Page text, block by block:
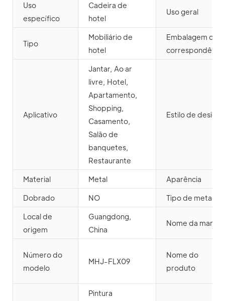
Uso
específico
Cadeira de
hotel
Uso geral
Tipo
Mobiliário de
hotel
Embalagem de
correspondência
Aplicativo
Jantar, Ao ar
livre, Hotel,
Apartamento,
Shopping,
Casamento,
Salão de
banquetes,
Restaurante
Estilo de design
Material Metal Aparência
Dobrado NO Tipo de metal
Local de
origem
Guangdong,
China
Nome da marca
Número do
modelo
MHJ-FLX09
Nome do
produto
Pintura